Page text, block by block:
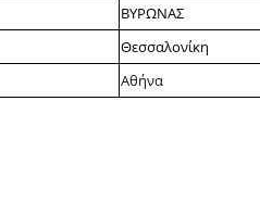
ΒΥΡΩΝΑΣ
Θεσσαλονίκη
Αθήνα